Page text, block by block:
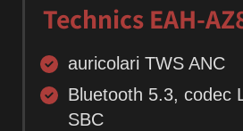
Technics EAH-
auricolari TWS ANC
Bluetooth 5.3, codec
SBC